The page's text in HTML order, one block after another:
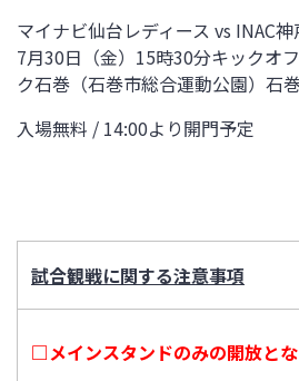
マイナビ仙台レディース vs INAC
7月30日（金）15時30分キックオ
ク石巻（石巻市総合運動公園）石
入場無料 / 14:00より開門予定
試合観戦に関する注意事項
□メインスタンドのみの開放とな